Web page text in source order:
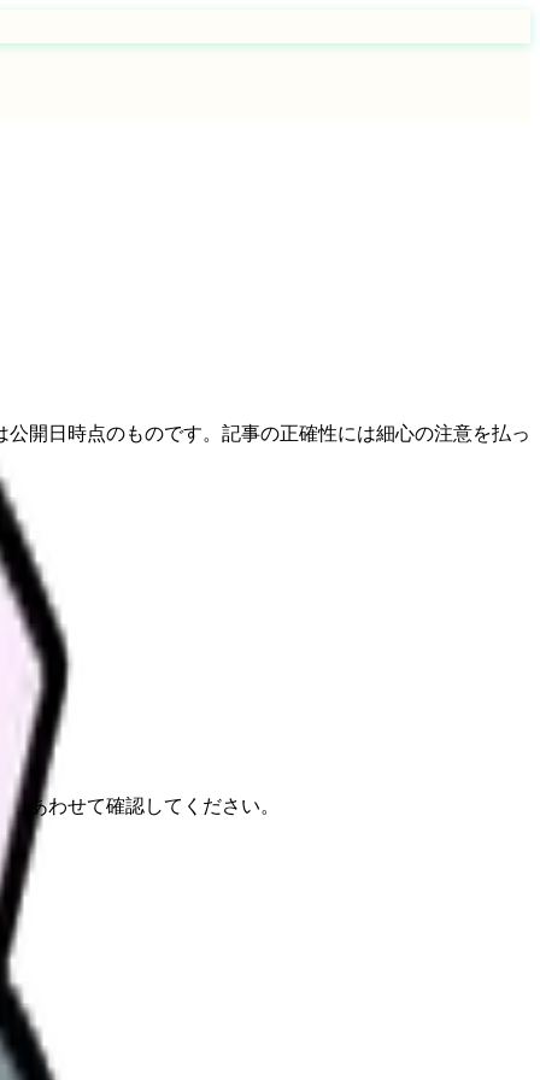
開日時点のものです。記事の正確性には細心の注意を払っ
あわせて確認してください。